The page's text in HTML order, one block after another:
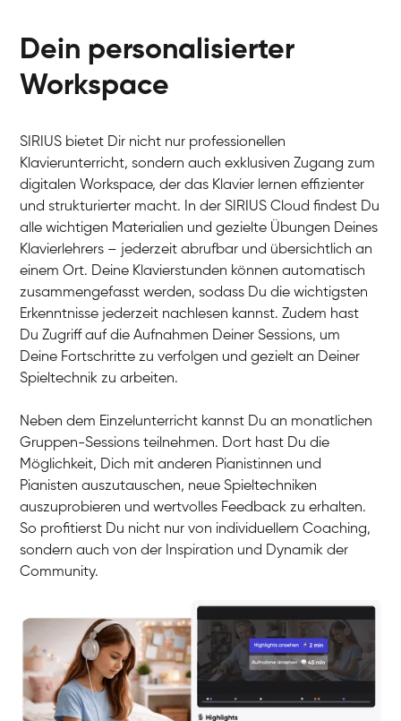
Klavier / Piano / Flügel
Klavier / Piano / Flügel
Hannes
Klavier / Piano / Flügel
Klavier / Piano / Flügel
Yuna
Klavier / Piano / Flügel
Camilla
Dein personalisierter
Workspace
SIRIUS bietet Dir nicht nur professionellen
Klavierunterricht, sondern auch exklusiven Zugang zum
digitalen Workspace, der das Klavier lernen effizienter
und strukturierter macht. In der SIRIUS Cloud findest Du
alle wichtigen Materialien und gezielte Übungen Deines
Klavierlehrers – jederzeit abrufbar und übersichtlich an
einem Ort. Deine Klavierstunden können automatisch
zusammengefasst werden, sodass Du die wichtigsten
Erkenntnisse jederzeit nachlesen kannst. Zudem hast
Du Zugriff auf die Aufnahmen Deiner Sessions, um
Deine Fortschritte zu verfolgen und gezielt an Deiner
Spieltechnik zu arbeiten.
Neben dem Einzelunterricht kannst Du an monatlichen
Gruppen-Sessions teilnehmen. Dort hast Du die
Möglichkeit, Dich mit anderen Pianistinnen und
Pianisten auszutauschen, neue Spieltechniken
auszuprobieren und wertvolles Feedback zu erhalten.
So profitierst Du nicht nur von individuellem Coaching,
sondern auch von der Inspiration und Dynamik der
Community.